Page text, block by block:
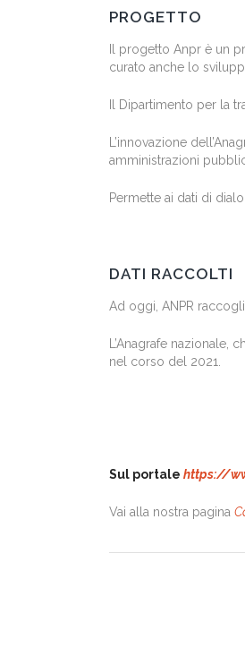
PROGETTO
Il progetto Anpr è un
curato anche lo
Il Dipartimento per la
L’innovazione
amministrazioni
Permette ai dati di
DATI RACCOLTI
Ad oggi, ANPR
L’Anagrafe
nel corso del 2021.
Sul portale https://
Vai alla nostra pagina